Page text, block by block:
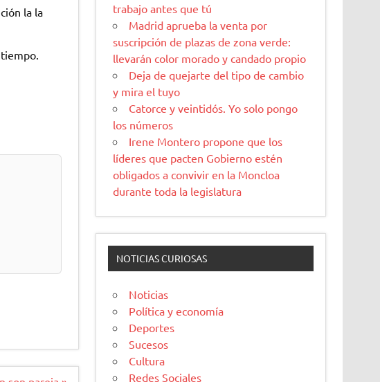
la la
trabajo antes que tú
Madrid aprueba la venta por
suscripción de plazas de zona verde:
llevarán color morado y candado propio
Deja de quejarte del tipo de cambio
y mira el tuyo
Catorce y veintidós. Yo solo pongo
los números
Irene Montero propone que los
líderes que pacten Gobierno estén
obligados a convivir en la Moncloa
durante toda la legislatura
NOTICIAS CURIOSAS
Noticias
Política y economía
Deportes
Sucesos
Cultura
Redes Sociales